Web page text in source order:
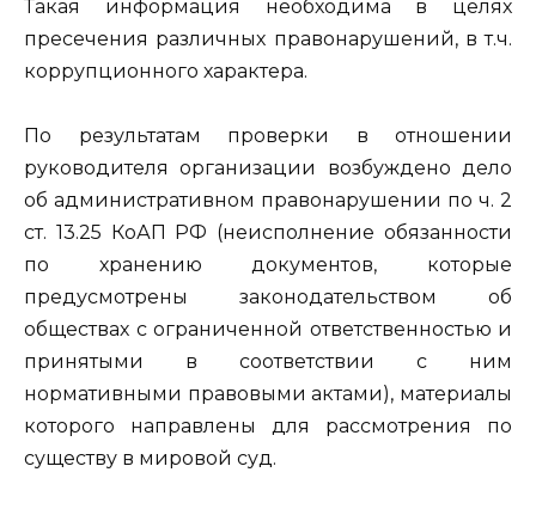
Такая информация необходима в целях
пресечения различных правонарушений, в т.ч.
коррупционного характера.
По результатам проверки в отношении
руководителя организации возбуждено дело
об административном правонарушении по ч. 2
ст. 13.25 КоАП РФ (неисполнение обязанности
по хранению документов, которые
предусмотрены законодательством об
обществах с ограниченной ответственностью и
принятыми в соответствии с ним
нормативными правовыми актами), материалы
которого направлены для рассмотрения по
существу в мировой суд.